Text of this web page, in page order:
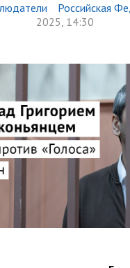
Российская
2025, 14:30